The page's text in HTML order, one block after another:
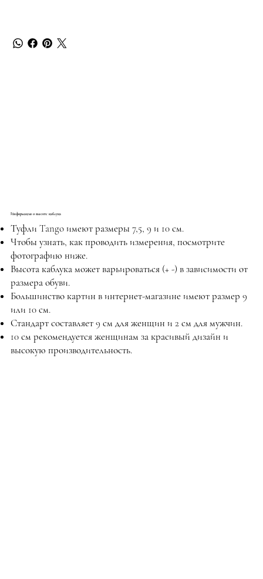
Информация о высоте каблука
Туфли Tango имеют размеры 7,5, 9 и 10 см.
Чтобы узнать, как проводить измерения, посмотрите
фотографию ниже.
Высота каблука может варьироваться (+ -) в зависимости от
размера обуви.
Большинство картин в интернет-магазине имеют размер 9
или 10 см.
Стандарт составляет 9 см для женщин и 2 см для мужчин.
10 см рекомендуется женщинам за красивый дизайн и
высокую производительность.